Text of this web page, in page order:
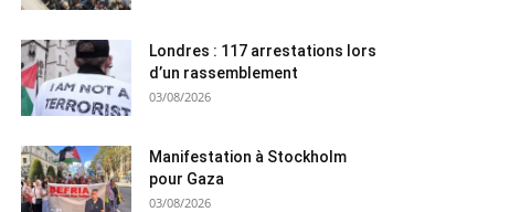
Londres : 117 arrestations lors
d’un rassemblement
03/08/2026
Manifestation à Stockholm
pour Gaza
03/08/2026